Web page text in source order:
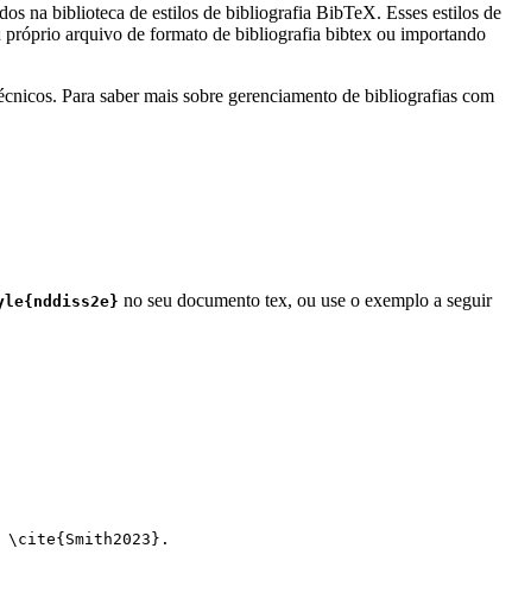
na biblioteca de estilos de bibliografia BibTeX. Esses estilos de
arquivo de formato de bibliografia bibtex ou importando
Para saber mais sobre gerenciamento de bibliografias com
no seu documento tex, ou use o exemplo a seguir
\cite{ Smith2023 }.